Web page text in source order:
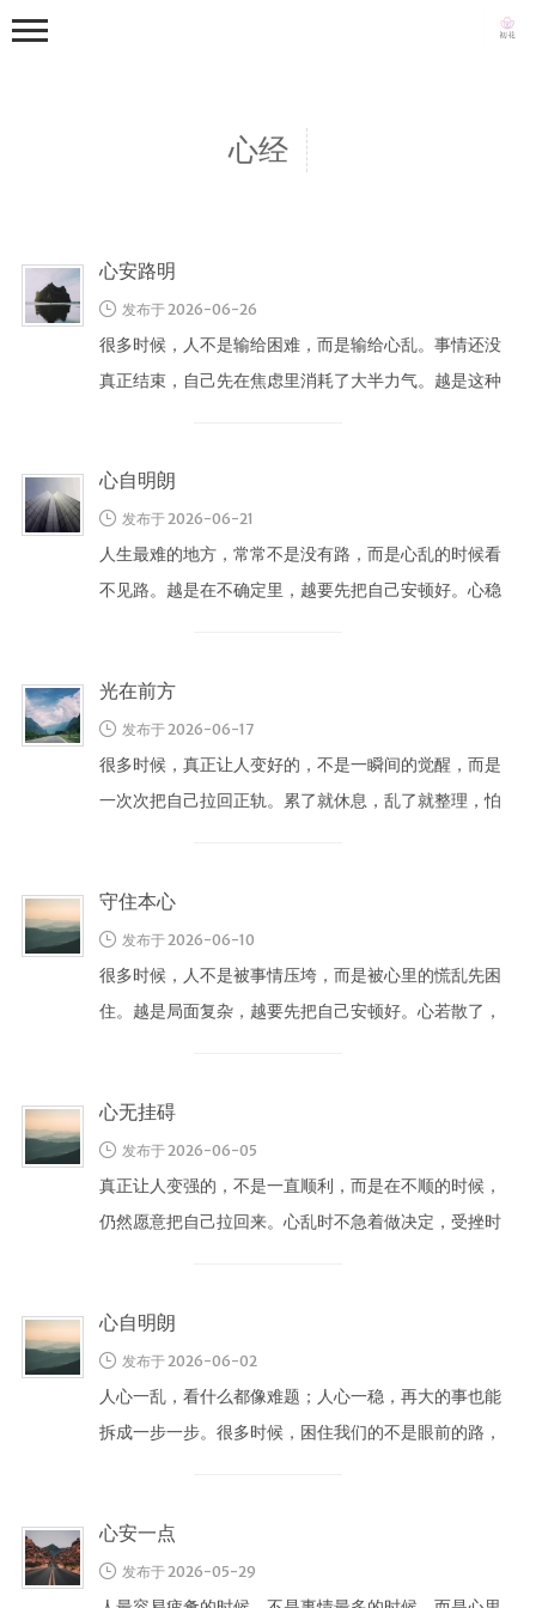
心经
心安路明
发布于 2026-06-26
很多时候，人不是输给困难，而是输给心乱。事情还没
真正结束，自己先在焦虑里消耗了大半力气。越是这种
心自明朗
发布于 2026-06-21
人生最难的地方，常常不是没有路，而是心乱的时候看
不见路。越是在不确定里，越要先把自己安顿好。心稳
光在前方
发布于 2026-06-17
很多时候，真正让人变好的，不是一瞬间的觉醒，而是
一次次把自己拉回正轨。累了就休息，乱了就整理，怕
守住本心
发布于 2026-06-10
很多时候，人不是被事情压垮，而是被心里的慌乱先困
住。越是局面复杂，越要先把自己安顿好。心若散了，
心无挂碍
发布于 2026-06-05
真正让人变强的，不是一直顺利，而是在不顺的时候，
仍然愿意把自己拉回来。心乱时不急着做决定，受挫时
心自明朗
发布于 2026-06-02
人心一乱，看什么都像难题；人心一稳，再大的事也能
拆成一步一步。很多时候，困住我们的不是眼前的路，
心安一点
发布于 2026-05-29
首页
写真集
从零到一
关于